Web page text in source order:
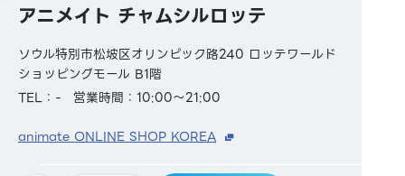
アニメイト チャムシルロッテ
ソウル特別市松坡区オリンピック路240 ロッテワールド
ショッピングモール B1階
TEL：-
営業時間：10:00～21:00
animate ONLINE SHOP KOREA